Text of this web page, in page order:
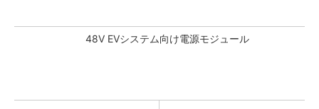
48V EVシステム向け電源モジュール